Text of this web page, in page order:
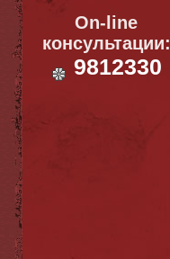
On-line
консультации:
9812330